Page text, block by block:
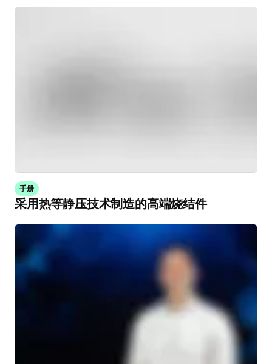
手册
采用热等静压技术制造的高端烧结件